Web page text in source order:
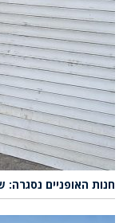
חנות האופניים